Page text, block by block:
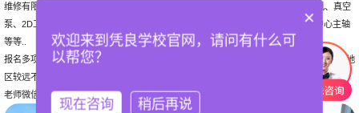
维修有限公司”，长期维修各类数控设备、变频器、伺服驱动器、伺服电机、贴片机、真空
泵、2D工业相机、扫描抢、板卡、内存条、触摸屏、机器人示教器、发那科加工中心主轴
等等..
报名多项课程一起学习更优惠...同时我校部分课程有开设远程学习班和视频教程出售，如地
区较远不方便来校学习，可选择远程班学习或购买视频教程自学。咨询更多请加我校招生
老师微信：13724486198（支持视频参观我校现场。）
×
欢迎来到凭良学校官网，请问有什么可
以帮您？
现在咨询 稍后再说